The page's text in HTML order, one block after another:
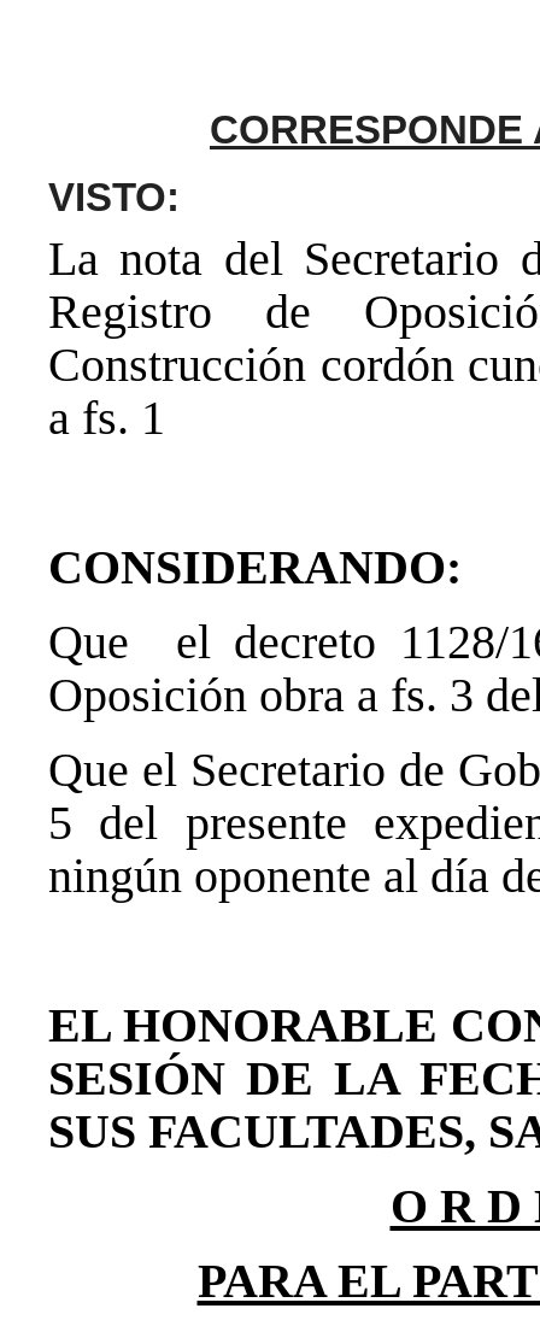
CORRESPONDE
VISTO:
La nota del Secretario
Registro de
Construcción cordón
a fs. 1
CONSIDERANDO:
Que el decreto 1128/
Oposición obra a fs. 3
Que el Secretario de
5 del presente
ningún oponente al día
EL HONORABLE
SESIÓN DE LA
SUS FACULTADES,
O R D
PARA EL